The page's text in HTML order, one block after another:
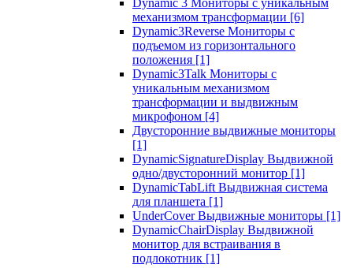
Dynamic 3 Мониторы с уникальным
механизмом трансформации [6]
Dynamic3Reverse Мониторы с
подъемом из горизонтального
положения [1]
Dynamic3Talk Мониторы с
уникальным механизмом
трансформации и выдвижным
микрофоном [4]
Двусторонние выдвижные мониторы
[1]
DynamicSignatureDisplay Выдвижной
одно/двусторонний монитор [1]
DynamicTabLift Выдвижная система
для планшета [1]
UnderCover Выдвижные мониторы [1]
DynamicChairDisplay Выдвижной
монитор для встраивания в
подлокотник [1]